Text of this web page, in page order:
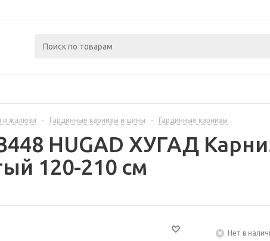
и жалюзи - Гардинные карнизы и шины - Гардинные карнизы
HUGAD ХУГАД
120-210 см
Нет в